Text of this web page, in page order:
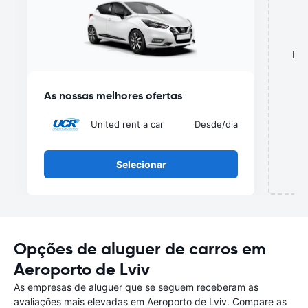
As nossas melhores ofertas
United rent a car Desde/dia
Selecionar
Opções de aluguer de carros em
Aeroporto de Lviv
As empresas de aluguer que se seguem receberam as
avaliações mais elevadas em Aeroporto de Lviv. Compare as